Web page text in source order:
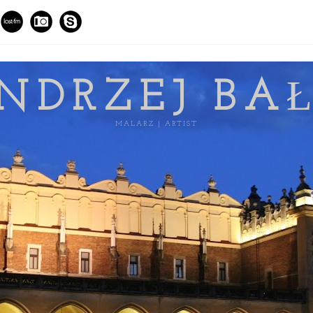
BA
MALARZ | ARTIST